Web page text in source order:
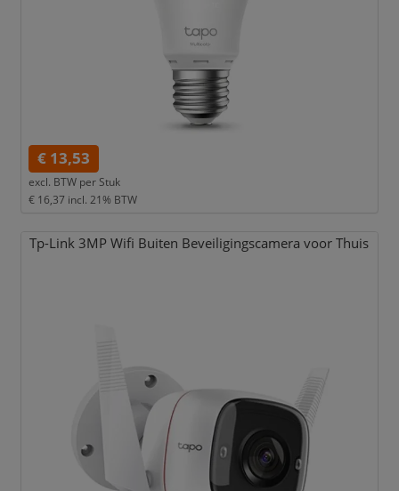
€ 13,53
excl. BTW per Stuk
€ 16,37 incl. 21% BTW
Tp-Link 3MP Wifi Buiten Beveiligingscamera voor Thuis